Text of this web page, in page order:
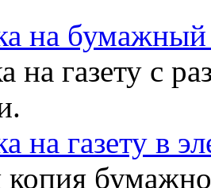
на бумажный
на газету с
на газету в
копия